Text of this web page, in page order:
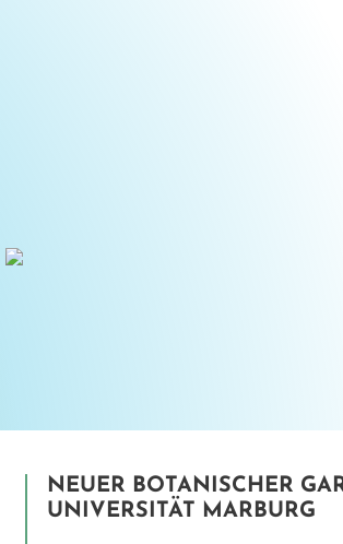
NEUER BOTANISCHER
UNIVERSITÄT MARBURG